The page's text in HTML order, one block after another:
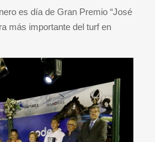
es día de Gran Premio “José
más importante del turf en